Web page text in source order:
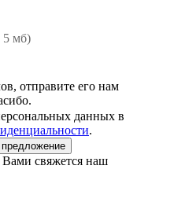
5 мб)
отправите его нам
данных в
.
Вами свяжется наш